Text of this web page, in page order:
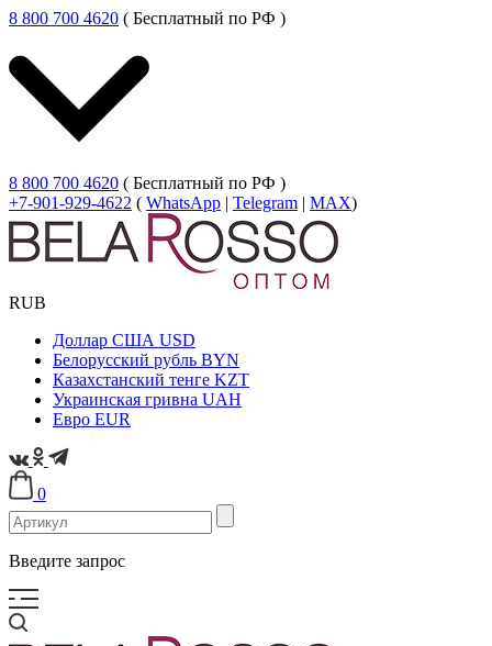
8 800 700 4620 ( Бесплатный по РФ )
8 800 700 4620 ( Бесплатный по РФ )
+7-901-929-4622 ( WhatsApp | Telegram | MAX)
RUB
Доллар США USD
Белорусский рубль BYN
Казахстанский тенге KZT
Украинская гривна UAH
Евро EUR
0
Введите запрос